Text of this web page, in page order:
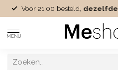
Voor 21:00 besteld, dezelfde
MENU